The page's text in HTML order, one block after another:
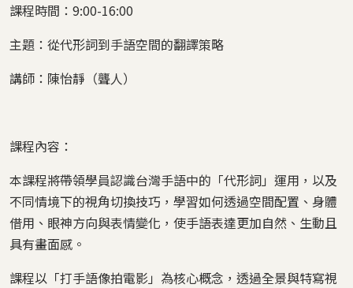
課程時間：9:00-16:00
主題：從代形詞到手語空間的翻譯策略
講師：陳怡靜（聾人）
課程內容：
本課程將帶領學員認識台灣手語中的「代形詞」運用，以及
不同情境下的視角切換技巧，學習如何透過空間配置、身體
借用、眼神方向與表情變化，使手語表達更加自然、生動且
具有畫面感。
課程以「打手語像拍電影」為核心概念，透過全景與特寫視